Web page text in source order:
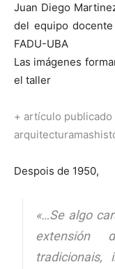
Juan Diego
del equipo
FADU-UBA
Las imágenes
el taller
+ artículo publicado
Despois de 1950,
«…Se algo
extensión
tradicionais,